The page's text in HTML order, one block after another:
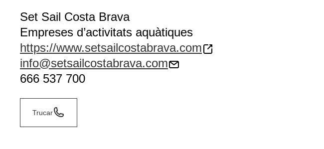
Set Sail Costa Brava
Empreses d’activitats aquàtiques
https://www.setsailcostabrava.com
info@setsailcostabrava.com
666 537 700
Trucar